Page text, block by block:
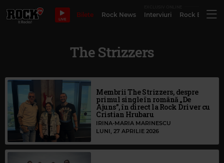
LIVE
Bilete Rock News Interviuri Rock
The Strizzers
Membrii The Strizzers, despre
primul single în română „De
Ajuns”, în direct la Rock Driver cu
Cristian Hrubaru
IRINA-MARIA MARINESCU
LUNI, 27 APRILIE 2026